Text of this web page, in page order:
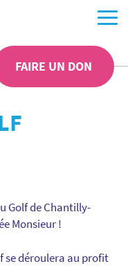
FAIRE UN DON
Golf de Chantilly-
Monsieur !
se déroulera au profit